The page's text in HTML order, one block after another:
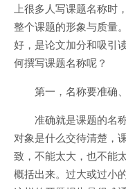
上很多人写课题名称时
整个课题的形象与质量
好，是论文加分和吸引
何撰写课题名称呢？
第一，名称要准确、
准确就是课题的名
对象是什么交待清楚，
致，不能太大，也不能
概括出来。过大或过小